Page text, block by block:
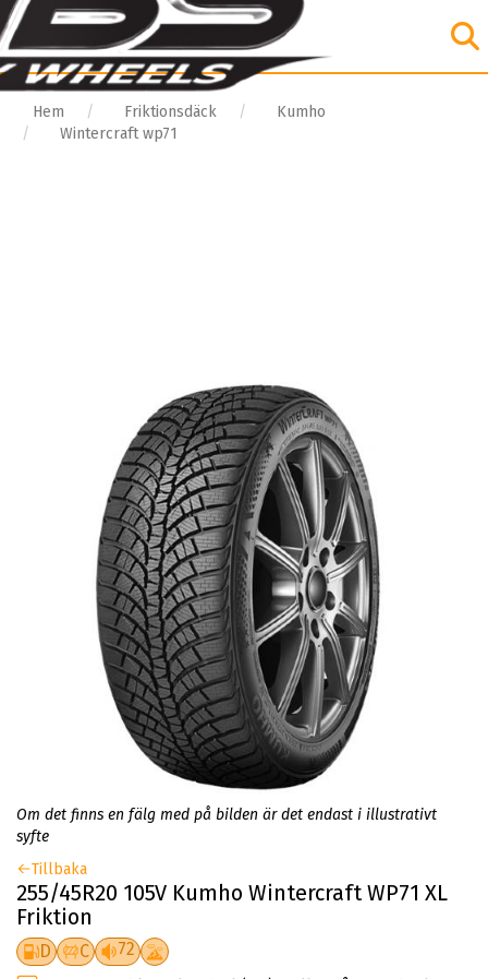
Hem Friktionsdäck
Kumho
Wintercraft wp71
Om det finns en fälg med på bilden är det endast i illustrativt
syfte
Tillbaka
255/45R20 105V Kumho Wintercraft WP71 XL
Friktion
D C 72